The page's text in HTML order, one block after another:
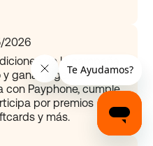
2026
de la campaña
gana”, vigente del 1 al
con Payphone, cumple
por premios
y más.